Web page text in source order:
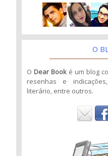
O
O Dear Book é um blog
resenhas e
literário, entre outros.